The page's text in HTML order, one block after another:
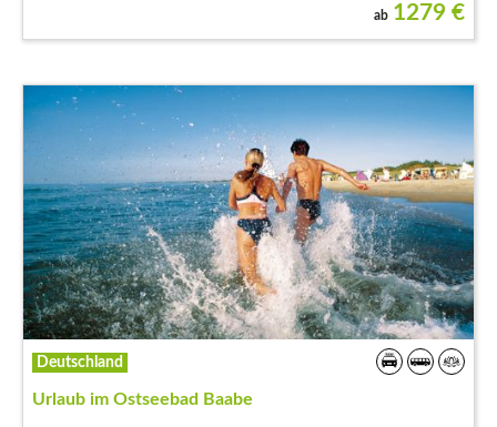
ab 1279 €
Deutschland
Urlaub im Ostseebad Baabe